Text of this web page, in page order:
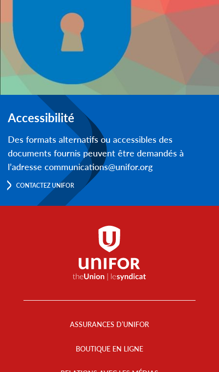
Accessibilité
Des formats alternatifs ou accessibles des
documents fournis peuvent être demandés à
l’adresse communications@unifor.org
CONTACTEZ UNIFOR
ASSURANCES D’UNIFOR
BOUTIQUE EN LIGNE